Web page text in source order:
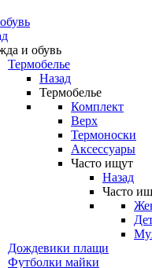
и обувь
Термобелье
Назад
Термобелье
Комплект
Верх
Термоноски
Аксессуары
Часто ищут
Назад
Часто
Дождевики плащи
Футболки майки